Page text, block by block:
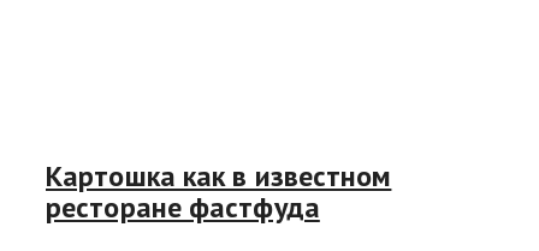
Картошка как в известном
ресторане фастфуда